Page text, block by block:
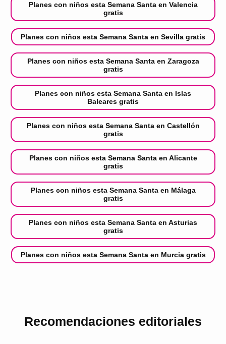
Planes con niños esta Semana Santa en Valencia
gratis
Planes con niños esta Semana Santa en Sevilla gratis
Planes con niños esta Semana Santa en Zaragoza
gratis
Planes con niños esta Semana Santa en Islas
Baleares gratis
Planes con niños esta Semana Santa en Castellón
gratis
Planes con niños esta Semana Santa en Alicante
gratis
Planes con niños esta Semana Santa en Málaga
gratis
Planes con niños esta Semana Santa en Asturias
gratis
Planes con niños esta Semana Santa en Murcia gratis
Recomendaciones editoriales